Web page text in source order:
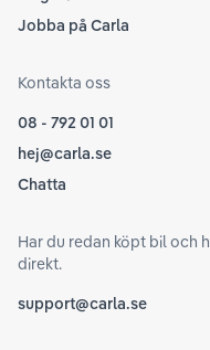
Jobba på Carla
Kontakta oss
08 - 792 01 01
hej@carla.se
Chatta
Har du redan köpt bil och
direkt.
support@carla.se